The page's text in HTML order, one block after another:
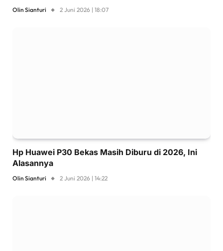
Olin Sianturi 2 Juni 2026 | 18:07
Hp Huawei P30 Bekas Masih Diburu di 2026, Ini
Alasannya
Olin Sianturi 2 Juni 2026 | 14:22